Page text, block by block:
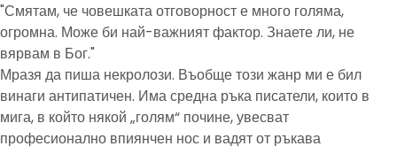
"Смятам, че човешката отговорност е много голяма,
огромна. Може би най-важният фактор. Знаете ли, не
вярвам в Бог."
Мразя да пиша некролози. Въобще този жанр ми е бил
винаги антипатичен. Има средна ръка писатели, които в
мига, в който някой „голям“ почине, увесват
професионално впиянчен нос и вадят от ръкава